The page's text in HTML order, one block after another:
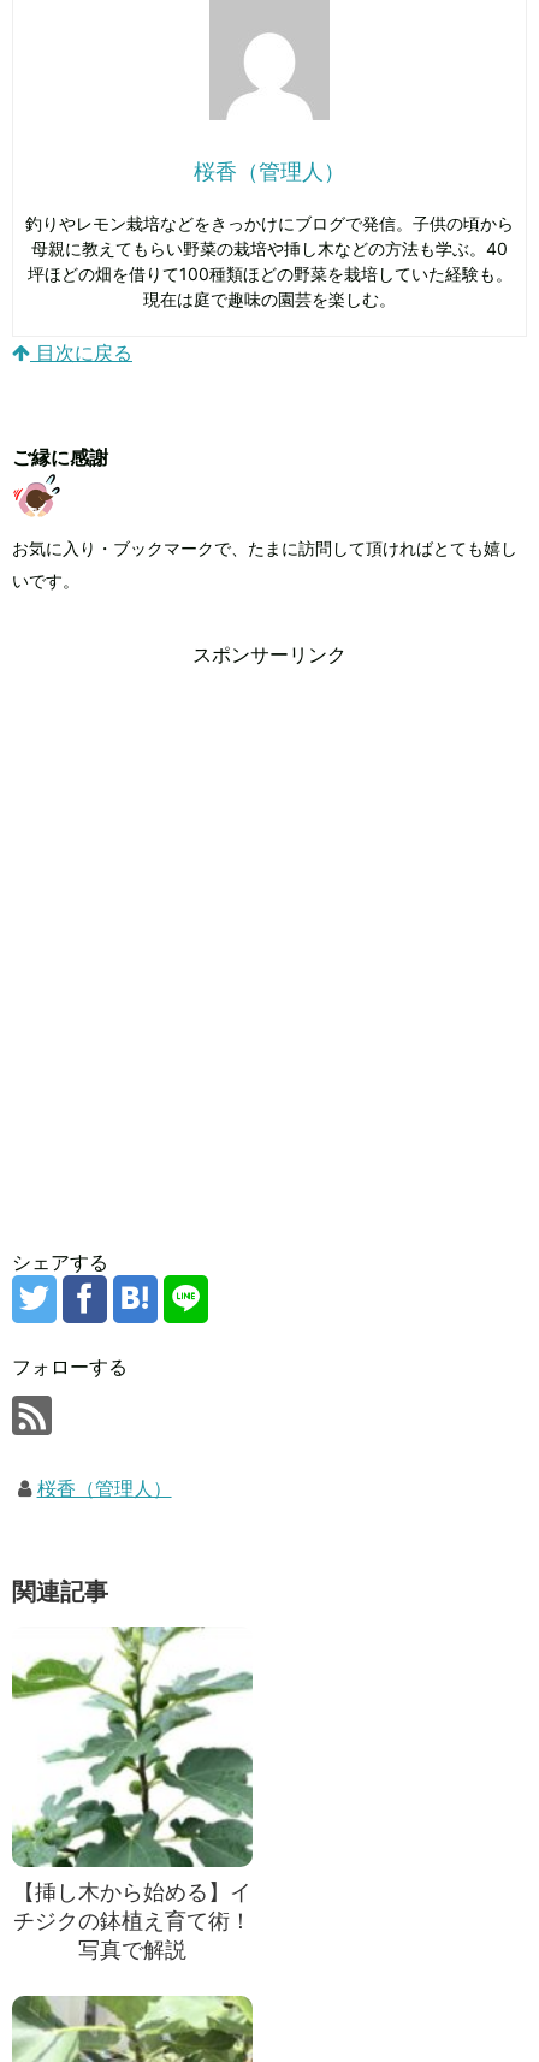
桜香（管理人）
釣りやレモン栽培などをきっかけにブログで発信。子供の頃から
母親に教えてもらい野菜の栽培や挿し木などの方法も学ぶ。40
坪ほどの畑を借りて100種類ほどの野菜を栽培していた経験も。
現在は庭で趣味の園芸を楽しむ。
目次に戻る
ご縁に感謝
お気に入り・ブックマークで、たまに訪問して頂ければとても嬉し
いです。
スポンサーリンク
シェアする
フォローする
桜香（管理人）
関連記事
【挿し木から始める】イ
チジクの鉢植え育て術！
写真で解説